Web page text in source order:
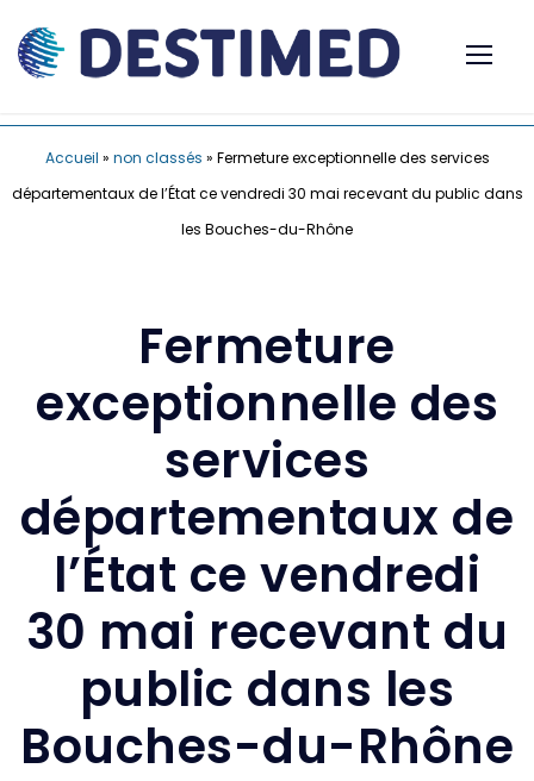
Accueil » non classés » Fermeture exceptionnelle des services
départementaux de l’État ce vendredi 30 mai recevant du public dans
les Bouches-du-Rhône
Fermeture
exceptionnelle des
services
départementaux de
l’État ce vendredi
30 mai recevant du
public dans les
Bouches-du-Rhône